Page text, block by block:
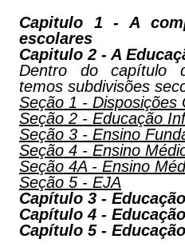
Capitulo 1 - A
escolares
Capitulo 2 - A
Dentro do capítulo
temos subdivisões
Seção 1 - Disposições
Seção 2 - Educação
Seção 3 - Ensino
Seção 4 - Ensino
Seção 4A - Ensino
Seção 5 - EJA
Capítulo 3 -
Capítulo 4 -
Capítulo 5 -